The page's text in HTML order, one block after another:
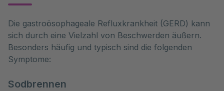
Die gastroösophageale Refluxkrankheit (GERD) kann
sich durch eine Vielzahl von Beschwerden äußern.
Besonders häufig und typisch sind die folgenden
Symptome:
Sodbrennen